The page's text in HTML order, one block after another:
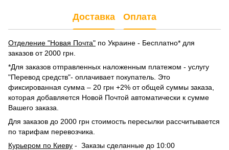
Доставка Оплата
Отделение "Новая Почта" по Украине - Бесплатно* для
заказов от 2000 грн.
*Для заказов отправленных наложенным платежом - услугу
"Перевод средств"- оплачивает покупатель. Это
фиксированная сумма – 20 грн +2% от общей суммы заказа,
которая добавляется Новой Почтой автоматически к сумме
Вашего заказа.
Для заказов до 2000 грн стоимость пересылки рассчитывается
по тарифам перевозчика.
Курьером по Киеву - Заказы сделанные до 10:00